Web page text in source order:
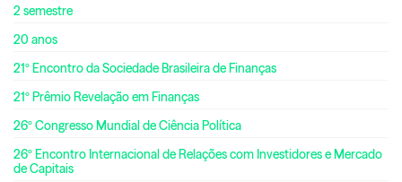
2 semestre
20 anos
21º Encontro da Sociedade Brasileira de Finanças
21º Prêmio Revelação em Finanças
26º Congresso Mundial de Ciência Política
26º Encontro Internacional de Relações com Investidores e Mercado
de Capitais